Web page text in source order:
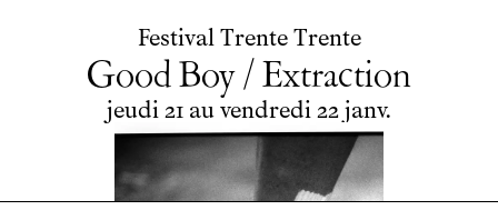
Festival Trente Trente
Good Boy / Extraction
du
jeudi
jeudi 21 au au
vendredi
vendredi 22 janvier
janv.